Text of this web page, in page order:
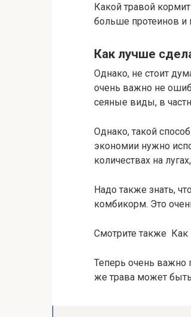
Какой травой
больше протеинов и
Как лучше
Однако, не стоит
очень важно не
сеяные виды, в
Однако, такой
экономии нужно
количествах на
Надо также знать,
комбикорм. Это
Смотрите также Как
Теперь очень важно
же трава может